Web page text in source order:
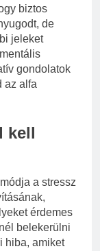
biztos
de
jeleket
gondolatok
az alfa
kell
a stressz
érdemes
belekerülni
hiba, amiket